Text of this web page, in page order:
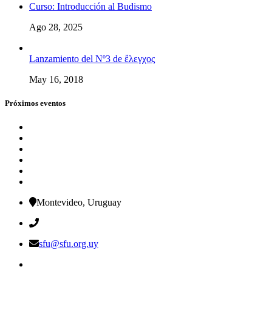
Curso: Introducción al Budismo
Ago 28, 2025
Lanzamiento del Nº3 de ἔλεγχος
May 16, 2018
Próximos eventos
Montevideo, Uruguay
sfu@sfu.org.uy